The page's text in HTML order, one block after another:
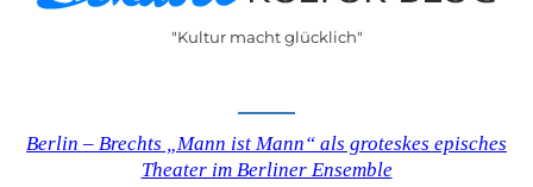
"Kultur macht glücklich"
Berlin – Brechts „Mann ist Mann“ als groteskes episches
Theater im Berliner Ensemble